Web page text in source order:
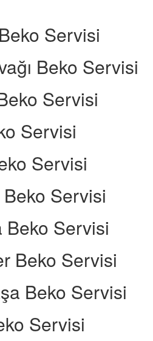
Servisi
Beko Servisi
Servisi
Servisi
Servisi
Beko Servisi
Beko Servisi
Beko Servisi
Beko Servisi
Servisi